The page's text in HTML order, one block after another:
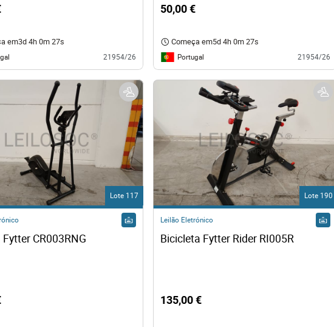
em3d 4h 0m 26s
21954/26
50,00 €
Começa em5d 4h 0m 26s
Portugal 21954/26
Lote 117 Lote 190
Leilão Eletrónico
135,00 €